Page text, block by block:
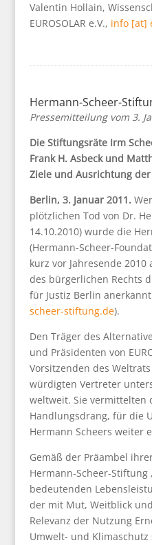
Valentin Hollain,
EUROSOLAR e.V., info [at]
Hermann-Scheer-
Pressemitteilung vom 3.
Die Stiftungsräte Irm
Frank H. Asbeck und
Ziele und Ausrichtung
Berlin, 3. Januar 2011.
plötzlichen Tod von Dr.
14.10.2010) wurde die
(Hermann-Scheer-
kurz vor Jahresende
des bürgerlichen Rechts
für Justiz Berlin
scheer-stiftung.de).
Den Träger des
und Präsidenten von
Vorsitzenden des
würdigten Vertreter
weltweit. Sie vermittelten
Handlungsdrang, für die
Hermann Scheers weiter
Gemäß der Präambel
Hermann-Scheer-
bedeutenden
der mit Mut, Weitblick
Relevanz der Nutzung
Umwelt- und Klimaschutz